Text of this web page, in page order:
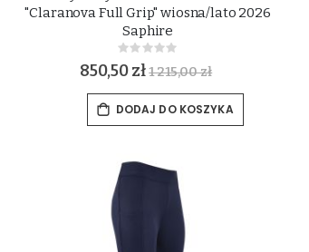
"Claranova Full Grip" wiosna/lato 2026
Saphire
Rating:
0%
850,50 zł1 215,00 zł
DODAJ DO KOSZYKA